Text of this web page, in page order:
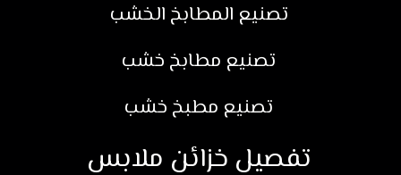
تصنيع المطابخ الخشب
تصنيع مطابخ خشب
تصنيع مطبخ خشب
تفصيل خزائن ملابس